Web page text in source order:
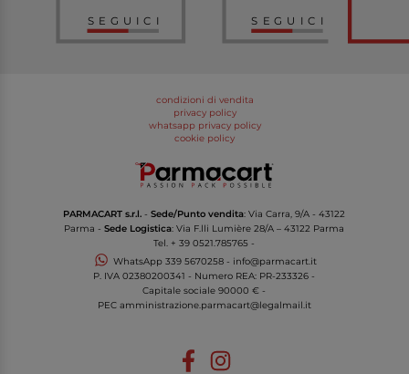
SEGUICI SEGUICI
condizioni di vendita
privacy policy
whatsapp privacy policy
cookie policy
PARMACART s.r.l. -Sede/Punto vendita: Via Carra, 9/A - 43122
Parma -Sede Logistica: Via F.lli Lumière 28/A – 43122 Parma
Tel. + 39 0521.785765 -
WhatsApp 339 5670258- info@parmacart.it
P. IVA02380200341 - Numero REA: PR-233326 -
Capitale sociale 90000 € -
PEC amministrazione.parmacart@legalmail.it